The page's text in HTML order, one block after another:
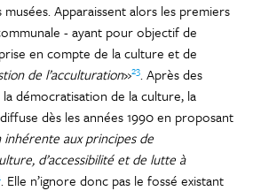
Apparaissent alors les premiers
- ayant pour objectif de
en compte de la culture et de
de l’acculturation»23. Après des
démocratisation de la culture, la
dès les années 1990 en proposant
inhérente aux principes de
d’accessibilité et de lutte à
. Elle n’ignore donc pas le fossé existant